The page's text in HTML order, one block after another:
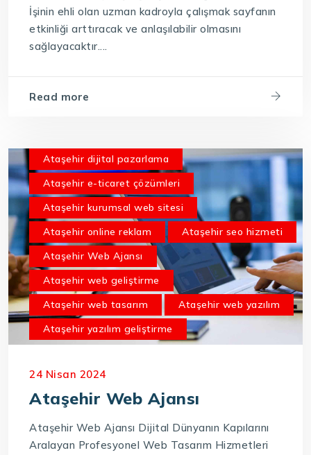
İşinin ehli olan uzman kadroyla çalışmak sayfanın
etkinliği arttıracak ve anlaşılabilir olmasını
sağlayacaktır....
Read more
Ataşehir dijital pazarlama
Ataşehir e-ticaret çözümleri
Ataşehir kurumsal web sitesi
Ataşehir online reklam
Ataşehir seo hizmeti
Ataşehir Web Ajansı
Ataşehir web geliştirme
Ataşehir web tasarım
Ataşehir web yazılım
Ataşehir yazılım geliştirme
24 Nisan 2024
Ataşehir Web Ajansı
Ataşehir Web Ajansı Dijital Dünyanın Kapılarını
Aralayan Profesyonel Web Tasarım Hizmetleri